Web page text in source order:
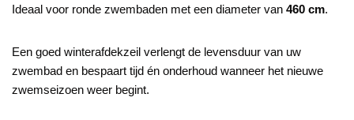
Ideaal voor ronde zwembaden met een diameter van 460 cm.
Een goed winterafdekzeil verlengt de levensduur van uw
zwembad en bespaart tijd én onderhoud wanneer het nieuwe
zwemseizoen weer begint.